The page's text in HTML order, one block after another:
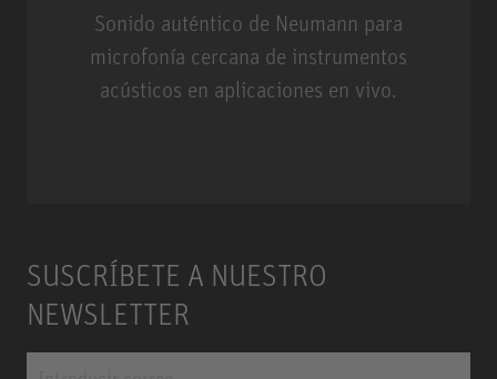
Sonido auténtico de Neumann para
microfonía cercana de instrumentos
acústicos en aplicaciones en vivo.
SUSCRÍBETE A NUESTRO
NEWSLETTER